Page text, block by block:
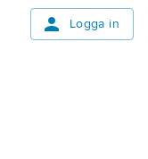
Logga in